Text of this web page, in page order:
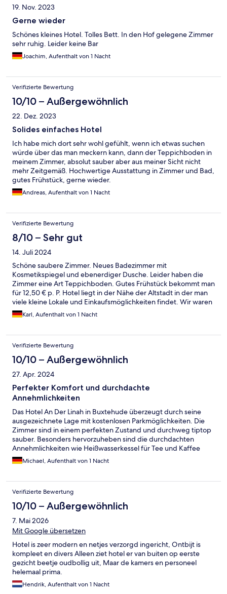
19. Nov. 2023
Gerne wieder
Schönes kleines Hotel. Tolles Bett. In den Hof gelegene Zimmer
sehr ruhig. Leider keine Bar
Joachim, Aufenthalt von 1 Nacht
Verifizierte Bewertung
10/10 – Außergewöhnlich
22. Dez. 2023
Solides einfaches Hotel
Ich habe mich dort sehr wohl gefühlt, wenn ich etwas suchen
würde über das man meckern kann, dann der Teppichboden in
meinem Zimmer, absolut sauber aber aus meiner Sicht nicht
mehr Zeitgemäß. Hochwertige Ausstattung in Zimmer und Bad,
gutes Frühstück, gerne wieder.
Andreas, Aufenthalt von 1 Nacht
Verifizierte Bewertung
8/10 – Sehr gut
14. Juli 2024
Schöne saubere Zimmer. Neues Badezimmer mit
Kosmetikspiegel und ebenerdiger Dusche. Leider haben die
Zimmer eine Art Teppichboden. Gutes Frühstück bekommt man
für 12,50 € p. P. Hotel liegt in der Nähe der Altstadt in der man
viele kleine Lokale und Einkaufsmöglichkeiten findet. Wir waren
auf der Durchreise und würden das Hotel jederzeit wieder
buchen.
Karl, Aufenthalt von 1 Nacht
Verifizierte Bewertung
10/10 – Außergewöhnlich
27. Apr. 2024
Perfekter Komfort und durchdachte
Annehmlichkeiten
Das Hotel An Der Linah in Buxtehude überzeugt durch seine
ausgezeichnete Lage mit kostenlosen Parkmöglichkeiten. Die
Zimmer sind in einem perfekten Zustand und durchweg tiptop
sauber. Besonders hervorzuheben sind die durchdachten
Annehmlichkeiten wie Heißwasserkessel für Tee und Kaffee
sowie die innovativen Induktionsladegeräte für Mobiltelefone,
die direkt in den Steckdosen integriert sind. Das Hotel hat
möglich zu gestalten. Auch das Frühstück lässt keine Wünsche
offen und ist ausgesprochen lecker. Ein rundum gelungener
Aufenthalt!
Michael, Aufenthalt von 1 Nacht
Verifizierte Bewertung
10/10 – Außergewöhnlich
7. Mai 2026
Mit Google übersetzen
Hotel is zeer modern en netjes verzorgd ingericht, Ontbijt is
kompleet en divers Alleen ziet hotel er van buiten op eerste
gezicht beetje oudbollig uit, Maar de kamers en personeel
helemaal prima.
Hendrik, Aufenthalt von 1 Nacht